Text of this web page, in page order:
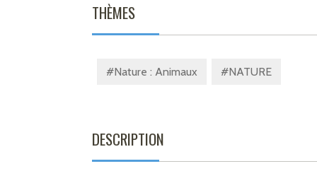
THÈMES
#Nature : Animaux #NATURE
DESCRIPTION